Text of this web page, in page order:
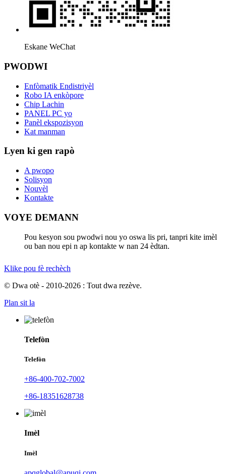
Eskane WeChat
PWODWI
Enfòmatik Endistriyèl
Robo IA enkòpore
Chip Lachin
PANEL PC yo
Panèl ekspozisyon
Kat manman
Lyen ki gen rapò
A pwopo
Solisyon
Nouvèl
Kontakte
VOYE DEMANN
Pou kesyon sou pwodwi nou yo oswa lis pri, tanpri kite imèl
ou ban nou epi n ap kontakte w nan 24 èdtan.
Klike pou fè rechèch
© Dwa otè - 2010-2026 : Tout dwa rezève.
Plan sit la
Telefòn
Telefòn
+86-400-702-7002
+86-18351628738
Imèl
Imèl